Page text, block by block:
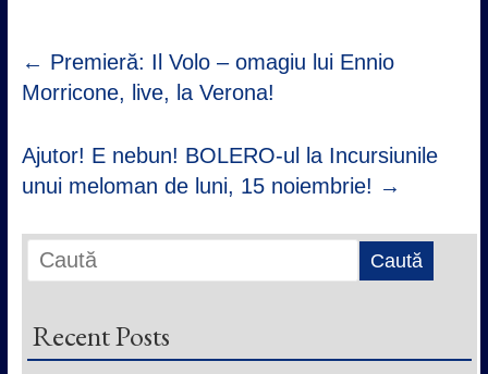
← Premieră: Il Volo – omagiu lui Ennio
Morricone, live, la Verona!
Ajutor! E nebun! BOLERO-ul la Incursiunile
unui meloman de luni, 15 noiembrie! →
Recent Posts